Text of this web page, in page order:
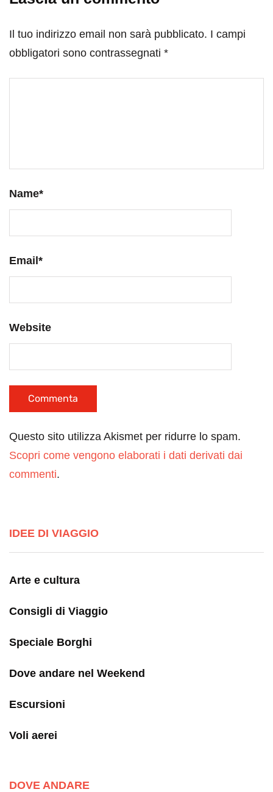
Il tuo indirizzo email non sarà pubblicato. I campi
obbligatori sono contrassegnati *
Name*
Email*
Website
Questo sito utilizza Akismet per ridurre lo spam.
Scopri come vengono elaborati i dati derivati dai
commenti.
IDEE DI VIAGGIO
Arte e cultura
Consigli di Viaggio
Speciale Borghi
Dove andare nel Weekend
Escursioni
Voli aerei
DOVE ANDARE